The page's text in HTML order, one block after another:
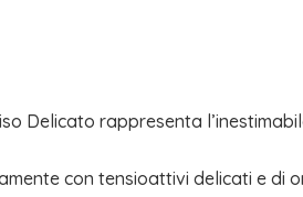
Delicato rappresenta
con tensioattivi delicati e di